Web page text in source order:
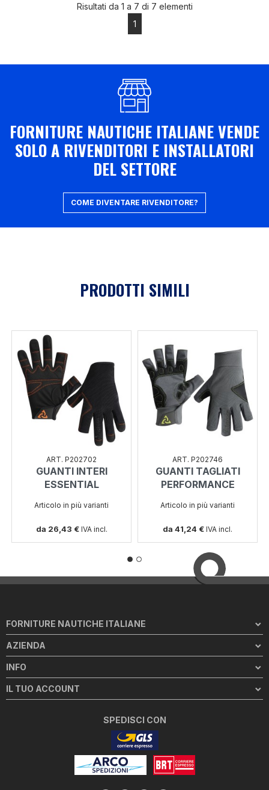
Risultati da 1 a 7 di 7 elementi
1
FORNITURE NAUTICHE ITALIANE VENDE
SOLO A RIVENDITORI E INSTALLATORI
DEL SETTORE
COME DIVENTARE RIVENDITORE?
PRODOTTI SIMILI
ART. P202702
GUANTI INTERI
ESSENTIAL
Articolo in più varianti
da 26,43 € IVA incl.
ART. P202746
GUANTI TAGLIATI
PERFORMANCE
Articolo in più varianti
da 41,24 € IVA incl.
FORNITURE NAUTICHE ITALIANE
AZIENDA
INFO
IL TUO ACCOUNT
SPEDISCI CON